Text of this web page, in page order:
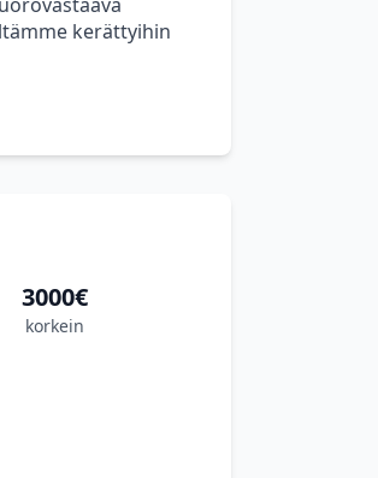
kerättyihin
3000€
korkein